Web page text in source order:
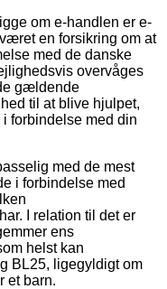
om e-handlen er e-
en forsikring om at
med de danske
overvåges
gældende
til at blive hjulpet,
forbindelse med din
med de mest
i forbindelse med
I relation til det er
ens
helst kan
BL25, ligegyldigt om
et barn.